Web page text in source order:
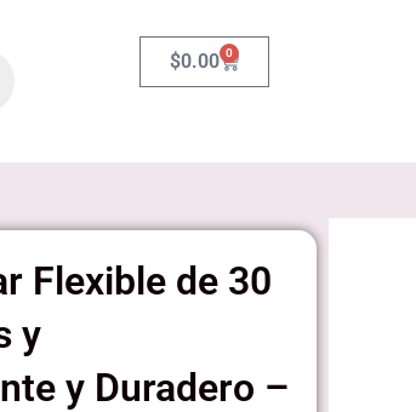
$0.00 0
Carrito
Flexible de 30
y
y Duradero –